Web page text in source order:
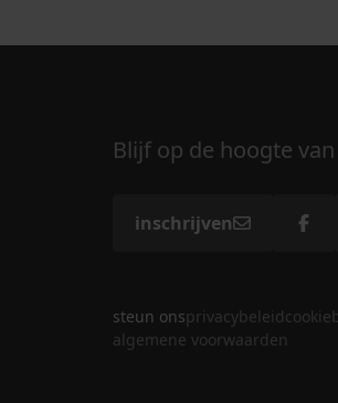
Blijf op de hoogte
inschrijven
steun onsprivacybeleid
algemene voorwaarden